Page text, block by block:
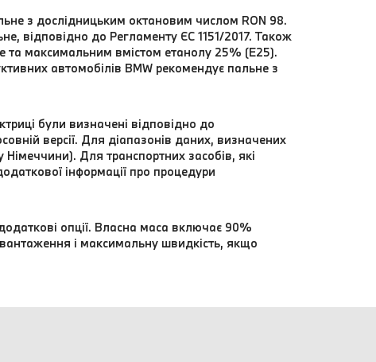
з дослідницьким октановим числом RON 98.
відповідно до Регламенту ЄС 1151/2017. Також
та максимальним вмістом етанолу 25% (E25).
автомобілів BMW рекомендує пальне з
були визначені відповідно до
версії. Для діапазонів даних, визначених
Для транспортних засобів, які
інформації про процедури
опції. Власна маса включає 90%
і максимальну швидкість, якщо